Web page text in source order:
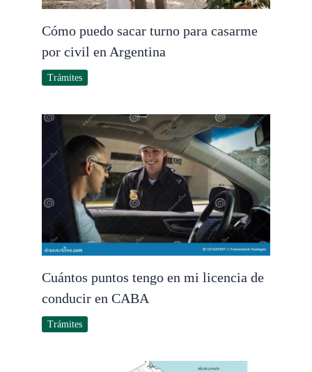
Cómo puedo sacar turno para casarme
por civil en Argentina
Trámites
Cuántos puntos tengo en mi licencia de
conducir en CABA
Trámites